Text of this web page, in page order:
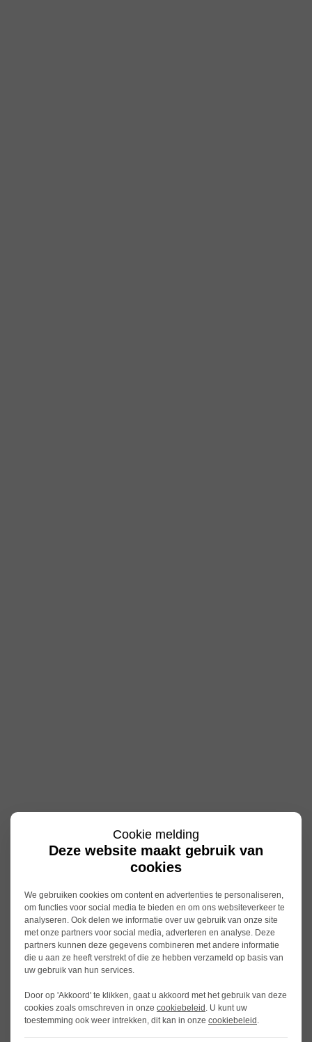
Cookie melding
Deze website maakt gebruik van
cookies
We gebruiken cookies om content en advertenties te personaliseren,
om functies voor social media te bieden en om ons websiteverkeer te
analyseren. Ook delen we informatie over uw gebruik van onze site
met onze partners voor social media, adverteren en analyse. Deze
partners kunnen deze gegevens combineren met andere informatie
die u aan ze heeft verstrekt of die ze hebben verzameld op basis van
uw gebruik van hun services.
Door op 'Akkoord' te klikken, gaat u akkoord met het gebruik van deze
cookies zoals omschreven in onze cookiebeleid . U kunt uw
toestemming ook weer intrekken, dit kan in onze cookiebeleid .